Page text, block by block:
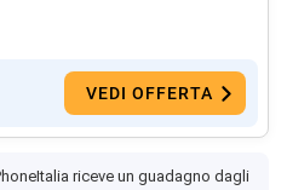
VEDI OFFERTA
riceve un guadagno dagli